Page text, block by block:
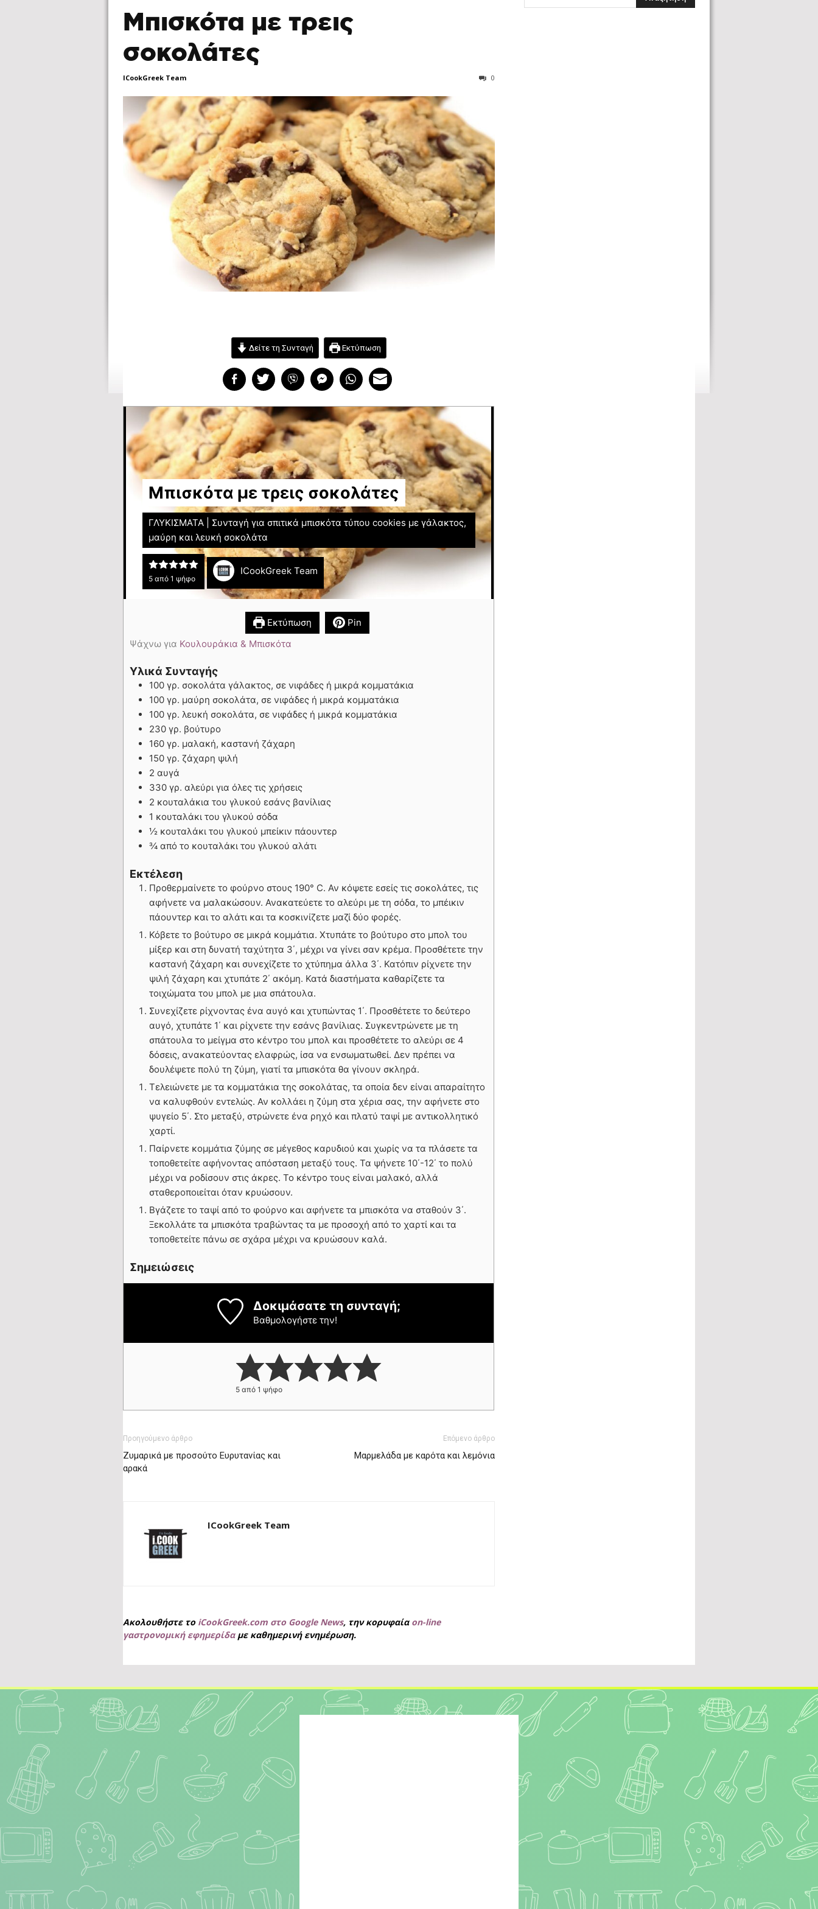
Μπισκότα με τρεις
σοκολάτες
ICookGreek Team 0
Δείτε τη Συνταγή Εκτύπωση
Μπισκότα με τρεις σοκολάτες
ΓΛΥΚΙΣΜΑΤΑ | Συνταγή για σπιτικά μπισκότα τύπου cookies με γάλακτος,
μαύρη και λευκή σοκολάτα
5από 1 ψήφο
ICookGreek Team
Εκτύπωση
Pin
Ψάχνω για Κουλουράκια & Μπισκότα
Υλικά Συνταγής
100 γρ. σοκολάτα γάλακτος, σε νιφάδες ή μικρά κομματάκια
100 γρ. μαύρη σοκολάτα, σε νιφάδες ή μικρά κομματάκια
100 γρ. λευκή σοκολάτα, σε νιφάδες ή μικρά κομματάκια
230 γρ. βούτυρο
160 γρ. μαλακή, καστανή ζάχαρη
150 γρ. ζάχαρη ψιλή
2 αυγά
330 γρ. αλεύρι για όλες τις χρήσεις
2 κουταλάκια του γλυκού εσάνς βανίλιας
1 κουταλάκι του γλυκού σόδα
½ κουταλάκι του γλυκού μπείκιν πάουντερ
¾ από το κουταλάκι του γλυκού αλάτι
Εκτέλεση
Προθερμαίνετε το φούρνο στους 190° C. Αν κόψετε εσείς τις σοκολάτες, τις
αφήνετε να μαλακώσουν. Ανακατεύετε το αλεύρι με τη σόδα, το μπέικιν
πάουντερ και το αλάτι και τα κοσκινίζετε μαζί δύο φορές.
Κόβετε το βούτυρο σε μικρά κομμάτια. Χτυπάτε το βούτυρο στο μπολ του
μίξερ και στη δυνατή ταχύτητα 3΄, μέχρι να γίνει σαν κρέμα. Προσθέτετε την
καστανή ζάχαρη και συνεχίζετε το χτύπημα άλλα 3΄. Κατόπιν ρίχνετε την
ψιλή ζάχαρη και χτυπάτε 2΄ ακόμη. Κατά διαστήματα καθαρίζετε τα
τοιχώματα του μπολ με μια σπάτουλα.
Συνεχίζετε ρίχνοντας ένα αυγό και χτυπώντας 1΄. Προσθέτετε το δεύτερο
αυγό, χτυπάτε 1΄ και ρίχνετε την εσάνς βανίλιας. Συγκεντρώνετε με τη
σπάτουλα το μείγμα στο κέντρο του μπολ και προσθέτετε το αλεύρι σε 4
δόσεις, ανακατεύοντας ελαφρώς, ίσα να ενσωματωθεί. Δεν πρέπει να
δουλέψετε πολύ τη ζύμη, γιατί τα μπισκότα θα γίνουν σκληρά.
Τελειώνετε με τα κομματάκια της σοκολάτας, τα οποία δεν είναι απαραίτητο
να καλυφθούν εντελώς. Αν κολλάει η ζύμη στα χέρια σας, την αφήνετε στο
ψυγείο 5΄. Στο μεταξύ, στρώνετε ένα ρηχό και πλατύ ταψί με αντικολλητικό
χαρτί.
Παίρνετε κομμάτια ζύμης σε μέγεθος καρυδιού και χωρίς να τα πλάσετε τα
τοποθετείτε αφήνοντας απόσταση μεταξύ τους. Τα ψήνετε 10΄-12΄ το πολύ
μέχρι να ροδίσουν στις άκρες. Το κέντρο τους είναι μαλακό, αλλά
σταθεροποιείται όταν κρυώσουν.
Βγάζετε το ταψί από το φούρνο και αφήνετε τα μπισκότα να σταθούν 3΄.
Ξεκολλάτε τα μπισκότα τραβώντας τα με προσοχή από το χαρτί και τα
τοποθετείτε πάνω σε σχάρα μέχρι να κρυώσουν καλά.
Σημειώσεις
Δοκιμάσατε τη συνταγή;
Βαθμολογήστε την!
5 από 1 ψήφο
Προηγούμενο άρθρο
Ζυμαρικά με προσούτο Ευρυτανίας και
αρακά
Επόμενο άρθρο
Μαρμελάδα με καρότα και λεμόνια
ICookGreek Team
Ακολουθήστε το iCookGreek.com στο Google News, την κορυφαία on-line
γαστρονομική εφημερίδαμε καθημερινή ενημέρωση.